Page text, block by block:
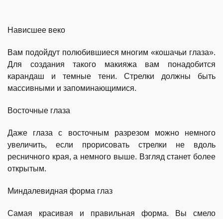
Нависшее веко
Вам подойдут полюбившиеся многим «кошачьи глаза».
Для создания такого макияжа вам понадобится
карандаш и темные тени. Стрелки должны быть
массивными и запоминающимися.
Восточные глаза
Даже глаза с восточным разрезом можно немного
увеличить, если прорисовать стрелки не вдоль
ресничного края, а немного выше. Взгляд станет более
открытым.
Миндалевидная форма глаз
Самая красивая и правильная форма. Вы смело